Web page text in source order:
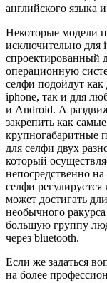
английского языка
Некоторые модели
исключительно для
спроектированный
операционную
селфи подойдут как
iphone, так и для
и Android. А
закрепить как
крупногабаритные
для селфи двух
который
непосредственно
селфи
может достигать
необычного
большую группу
через bluetooth.
Если же задаться
на более